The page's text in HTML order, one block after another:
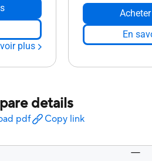
plus
En
details
pdf Copy link